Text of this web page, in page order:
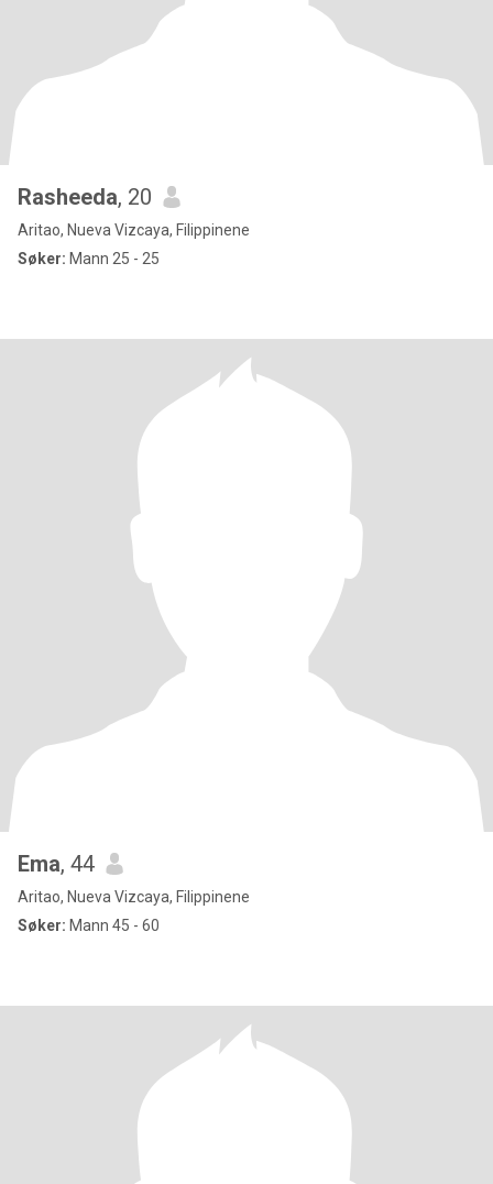
Rasheeda, 20
Aritao, Nueva Vizcaya, Filippinene
Søker: Mann 25 - 25
Ema, 44
Aritao, Nueva Vizcaya, Filippinene
Søker: Mann 45 - 60